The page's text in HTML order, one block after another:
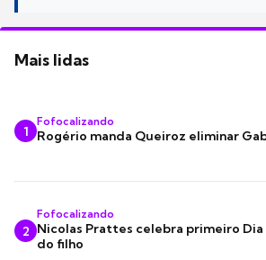
Mais lidas
1
Fofocalizando
Rogério manda Queiroz eliminar
2
Fofocalizando
Nicolas Prattes celebra primeiro Dia
do filho